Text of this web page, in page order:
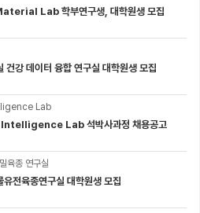
Lab 학부연구생, 대학원생 모집
건강 데이터 융합 연구실 대학원생 모집
Lab
Lab 석박사과정 채용공고
육종 연구실
전육종연구실 대학원생 모집